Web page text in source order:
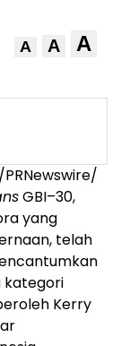
A A A
PRNewswire/
GBI–30,
yang
telah
Kerry